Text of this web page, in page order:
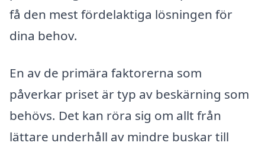
få den mest fördelaktiga lösningen för
dina behov.
En av de primära faktorerna som
påverkar priset är typ av beskärning som
behövs. Det kan röra sig om allt från
lättare underhåll av mindre buskar till